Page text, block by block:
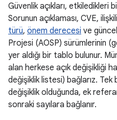
Güvenlik açıkları, etkiledikleri
Sorunun açıklaması, CVE,
türü, önem derecesi ve
Projesi (AOSP) sürümlerinin
yer aldığı bir tablo bulunur.
alan herkese açık değişikliği
değişiklik listesi) bağlarız.
değişiklik olduğunda, ek
sonraki sayılara bağlanır.